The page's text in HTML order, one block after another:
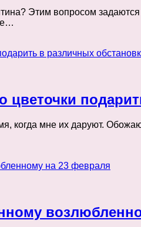
Этим вопросом
цветочки
когда мне их даруют.